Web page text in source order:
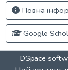
Повна
Google
DSpace